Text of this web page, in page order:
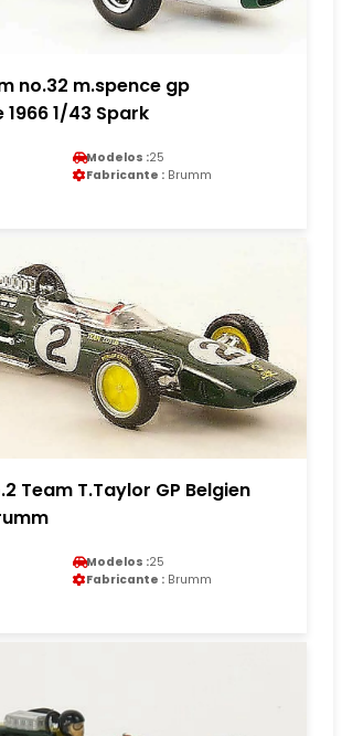
no.32 m.spence gp
1/43 Spark
Modelos :25
Fabricante : Brumm
Team T.Taylor GP Belgien
Modelos :25
Fabricante : Brumm